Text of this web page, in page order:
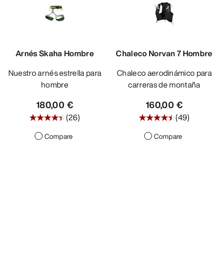
Arnés Skaha Hombre
Nuestro arnés estrella para
hombre
180,00 €
(26)
Compare
Chaleco Norvan 7 Hombre
Chaleco aerodinámico para
carreras de montaña
160,00 €
(49)
Compare